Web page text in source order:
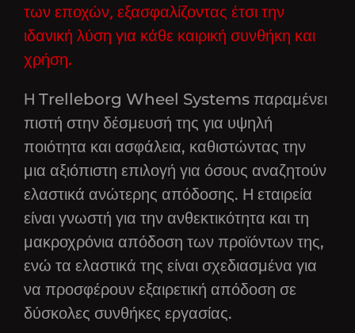
των εποχών, εξασφαλίζοντας έτσι την
ιδανική λύση για κάθε καιρική συνθήκη και
χρήση.
Η Trelleborg Wheel Systems παραμένει
πιστή στην δέσμευσή της για υψηλή
ποιότητα και ασφάλεια, καθιστώντας την
μια αξιόπιστη επιλογή για όσους αναζητούν
ελαστικά ανώτερης απόδοσης. Η εταιρεία
είναι γνωστή για την ανθεκτικότητα και τη
μακροχρόνια απόδοση των προϊόντων της,
ενώ τα ελαστικά της είναι σχεδιασμένα για
να προσφέρουν εξαιρετική απόδοση σε
δύσκολες συνθήκες εργασίας.